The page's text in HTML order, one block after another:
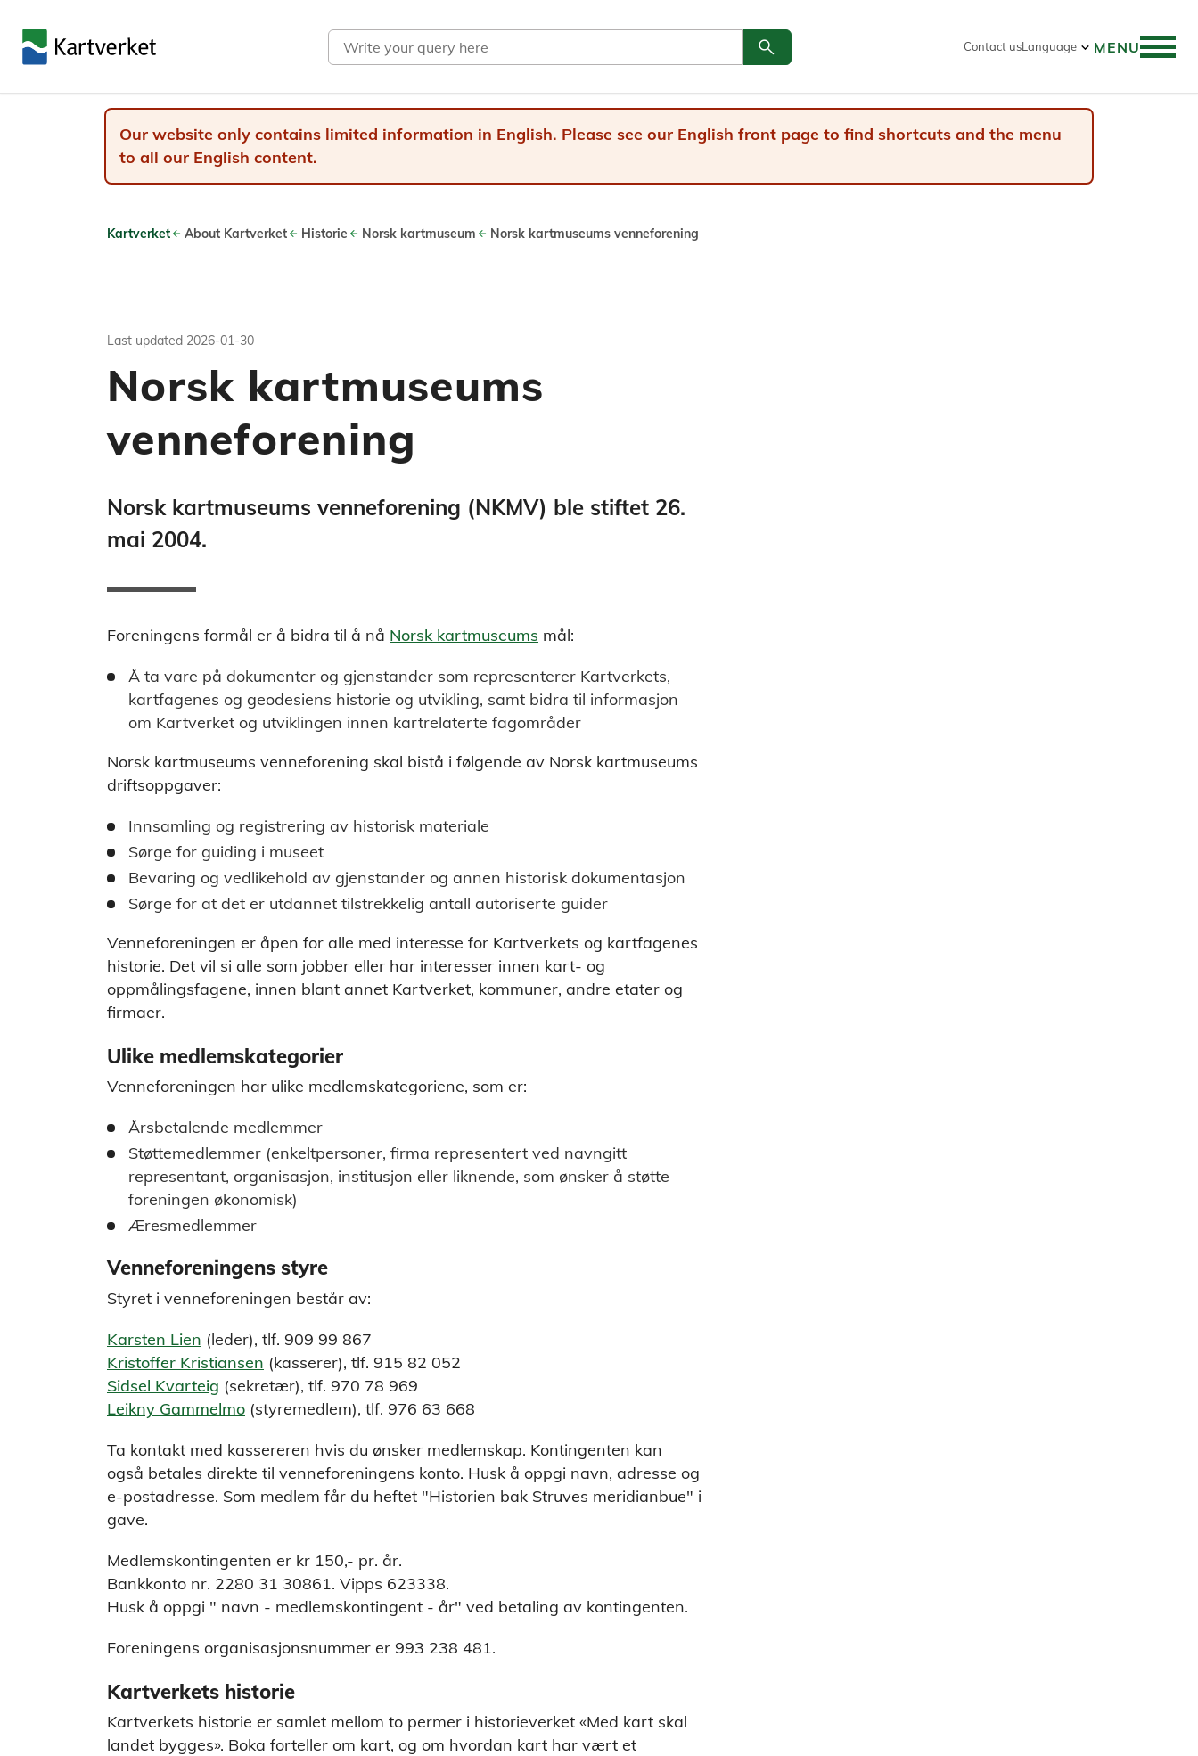
Search
Go to search
search Contact usLanguage MENU
Our website only contains limited information in English. Please see our English front page to find shortcuts and the menu
to all our English content.
Kartverket About Kartverket Historie Norsk kartmuseum Norsk kartmuseums venneforening
Last updated 2026-01-30
Norsk kartmuseums
venneforening
Norsk kartmuseums venneforening (NKMV) ble stiftet 26.
mai 2004.
Foreningens formål er å bidra til å nå Norsk kartmuseums mål:
Å ta vare på dokumenter og gjenstander som representerer Kartverkets,
kartfagenes og geodesiens historie og utvikling, samt bidra til informasjon
om Kartverket og utviklingen innen kartrelaterte fagområder
Norsk kartmuseums venneforening skal bistå i følgende av Norsk kartmuseums
driftsoppgaver:
Innsamling og registrering av historisk materiale
Sørge for guiding i museet
Bevaring og vedlikehold av gjenstander og annen historisk dokumentasjon
Sørge for at det er utdannet tilstrekkelig antall autoriserte guider
Venneforeningen er åpen for alle med interesse for Kartverkets og kartfagenes
historie. Det vil si alle som jobber eller har interesser innen kart- og
oppmålingsfagene, innen blant annet Kartverket, kommuner, andre etater og
firmaer.
Ulike medlemskategorier
Venneforeningen har ulike medlemskategoriene, som er:
Årsbetalende medlemmer
Støttemedlemmer (enkeltpersoner, firma representert ved navngitt
representant, organisasjon, institusjon eller liknende, som ønsker å støtte
foreningen økonomisk)
Æresmedlemmer
Venneforeningens styre
Styret i venneforeningen består av:
Karsten Lien (leder), tlf. 909 99 867
Kristoffer Kristiansen (kasserer), tlf. 915 82 052
Sidsel Kvarteig (sekretær), tlf. 970 78 969
Leikny Gammelmo (styremedlem), tlf. 976 63 668
Ta kontakt med kassereren hvis du ønsker medlemskap. Kontingenten kan
også betales direkte til venneforeningens konto. Husk å oppgi navn, adresse og
e-postadresse. Som medlem får du heftet "Historien bak Struves meridianbue" i
gave.
Medlemskontingenten er kr 150,- pr. år.
Bankkonto nr. 2280 31 30861. Vipps 623338.
Husk å oppgi " navn - medlemskontingent - år" ved betaling av kontingenten.
Foreningens organisasjonsnummer er 993 238 481.
Kartverkets historie
Kartverkets historie er samlet mellom to permer i historieverket «Med kart skal
landet bygges». Boka forteller om kart, og om hvordan kart har vært et